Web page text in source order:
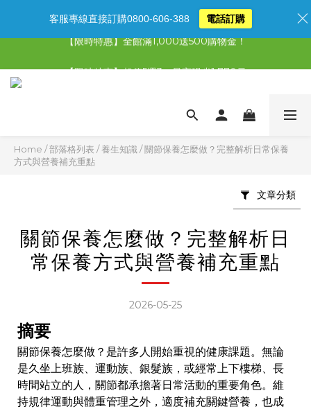
【限時特惠】全館滿1,000送500購物金！
【限時特惠】全館滿1,000送500購物金！
Home /部落格列表 /養生知識 /關節保養怎麼做？完整解析日常保養
方式與營養補充重點
文章分類
關節保養怎麼做？完整解析日
常保養方式與營養補充重點
2026-05-25
摘要
關節保養怎麼做？是許多人開始重視的健康課題。無論
是久坐上班族、運動族、銀髮族，或經常上下樓梯、長
時間站立的人，關節都承擔著日常活動的重要角色。維
持規律運動與體重管理之外，適度補充關鍵營養，也成
客服專線直接訂購0800-606-388 電話訂購